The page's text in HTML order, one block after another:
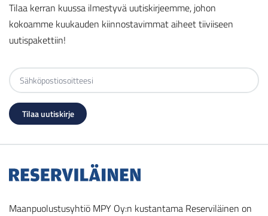
Tilaa kerran kuussa ilmestyvä uutiskirjeemme, johon
kokoamme kuukauden kiinnostavimmat aiheet tiiviiseen
uutispakettiin!
Maanpuolustusyhtiö MPY Oy:n kustantama Reserviläinen on